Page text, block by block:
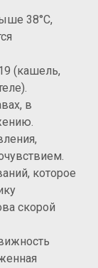
38°C,
(кашель,
в
которое
скорой